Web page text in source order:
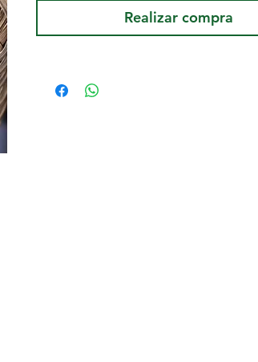
Realizar compra